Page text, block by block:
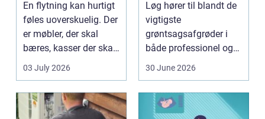
flytning
En flytning kan hurtigt
føles uoverskuelig. Der
er møbler, der skal
bæres, kasser der skal
pakkes, o...
03 July 2026
Løg hører til blandt de
vigtigste
grøntsagsafgrøder i
både professionel og
hobbybaseret
30 June 2026